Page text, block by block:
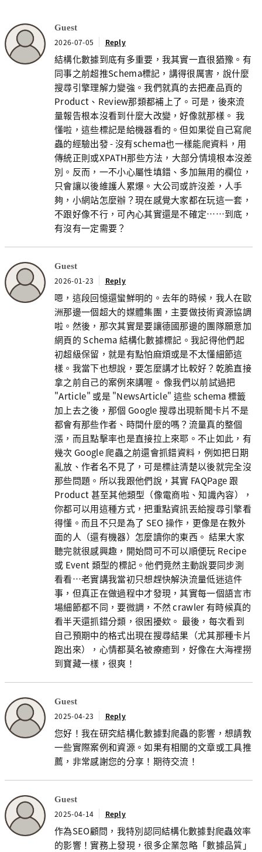
Guest
2026-07-05 Reply
結構化數據到底有多重要，我其實一直很猶豫。有
同事之前超推Schema標記，講得很厲害，說什麼
搜尋引擎理解力變強。我們就真的去把產品頁的
Product、Review那類都補上了。可是，後來流
量報告根本沒看到什麼大改變，好像就那樣。 我
懂啦，這些標記是給機器看的。但如果從自己寫爬
蟲的經驗出發 - 沒有schema也一樣能爬資料，用
傳統正則或XPATH那些方法，大部分情境根本沒差
別。反而，一不小心屬性填錯、多加無用的欄位，
只會讓以後維護人累爆。大公司或許沒差，人手
夠，小網站怎麼辦？現在感覺大家都在玩這一套，
不跟好像不行，可內心其實還是不確定……到底，
有沒有一定需要？
Guest
2026-01-23 Reply
嗯，這段回憶還蠻鮮明的。去年的時候，我人在歐
洲那邊一個超大的媒體集團，主要做技術資源協調
啦。然後，那次其實是要讓德國那邊的團隊願意加
網頁的 Schema 結構化數據標記。我記得他們起
初超級保留，就是有點怕麻煩或是不太懂細節這
樣。我當下也想說，要怎麼講才比較好？乾脆直接
拿之前自己的案例來講喔。 像我們以前試過把
"Article" 或是 "NewsArticle" 這些 schema 標籤
加上去之後，那個 Google 搜尋出現新聞卡片不是
都會有那些作者、時間什麼的嗎？流量真的整個
漲，而且點擊率也是直接拉上來耶。不止如此，有
幾次 Google 爬蟲之前還會抓錯資料，例如把日期
亂放、作者名不見了，可是標註清楚以後就完全沒
那些問題。所以我跟他們說，其實 FAQPage 跟
Product 甚至其他類型（像電商啦、知識內容），
你都可以用這種方式，把重點資訊丟給搜尋引擎看
得懂。而且不只是為了 SEO 操作，更像是在教外
面的人（還有機器）怎麼讀你的東西。 結果大家
聽完就很感興趣，開始問可不可以順便玩 Recipe
或 Event 類型的標記。他們竟然主動說要同步測
看看…老實講我當初只想趕快解決流量低迷這件
事，但真正在做過程中才發現，其實每一個語言市
場細節都不同，要微調，不然 crawler 有時候真的
看半天還抓錯分類，很困擾欸。 最後，每次看到
自己預期中的格式出現在搜尋結果（尤其那種卡片
跑出來），心情都莫名被療癒到，好像在大海裡撈
到寶藏一樣，很爽！
Guest
2025-04-23 Reply
您好！我在研究結構化數據對爬蟲的影響，想請教
一些實際案例和資源。如果有相關的文章或工具推
薦，非常感謝您的分享！期待交流！
Guest
2025-04-14 Reply
作為SEO顧問，我特別認同結構化數據對爬蟲效率
的影響！實務上發現，很多企業忽略「數據品質」